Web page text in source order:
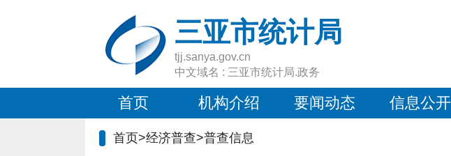
三亚市统计局
tjj.sanya.gov.cn
中文域名 : 三亚市统计局.政务
首页 机构介绍 要闻动态 信息公开
首页>经济普查>普查信息